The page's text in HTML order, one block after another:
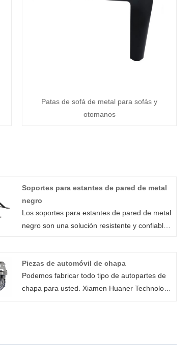
Patas de sofá de metal para sofás y
otomanos
Soportes para estantes de pared de metal
negro
Los soportes para estantes de pared de metal
negro son una solución resistente y confiable
diseño robusto, puede soportar el peso
incluso de los artículos más pesados ​​
manteniendo su integridad estructural. El
Piezas de automóvil de chapa
Podemos fabricar todo tipo de autopartes de
chapa para usted. Xiamen Huaner Technology